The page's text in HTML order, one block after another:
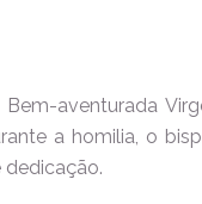
aventurada
a homilia, o
dedicação.